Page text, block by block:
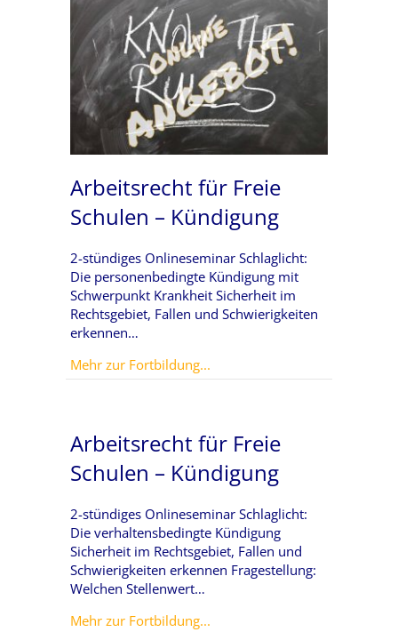
Arbeitsrecht für Freie
Schulen – Kündigung
2-stündiges Onlineseminar Schlaglicht:
Die personenbedingte Kündigung mit
Schwerpunkt Krankheit Sicherheit im
Rechtsgebiet, Fallen und Schwierigkeiten
erkennen…
Mehr zur Fortbildung...
Arbeitsrecht für Freie
Schulen – Kündigung
2-stündiges Onlineseminar Schlaglicht:
Die verhaltensbedingte Kündigung
Sicherheit im Rechtsgebiet, Fallen und
Schwierigkeiten erkennen Fragestellung:
Welchen Stellenwert…
Mehr zur Fortbildung...